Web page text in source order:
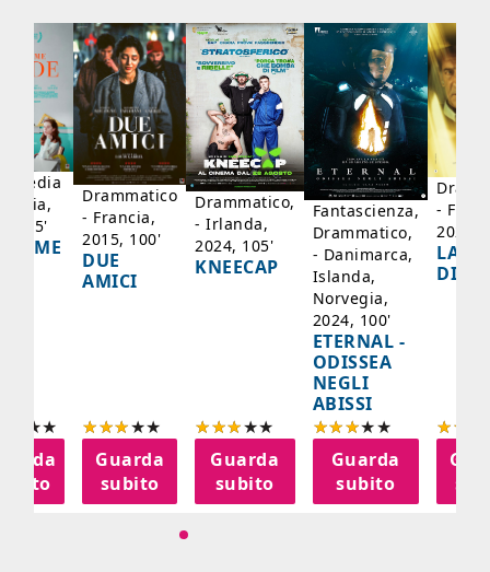
95'
Drammatico
- Francia,
2015, 100'
DUE
AMICI
Guarda
subito
Drammatico,
- Irlanda,
2024, 105'
KNEECAP
Guarda
subito
Fantascienza,
Drammatico,
- Danimarca,
Islanda,
Norvegia,
2024, 100'
ETERNAL -
ODISSEA
NEGLI
ABISSI
Guarda
subito
-
2024,
LA
DI